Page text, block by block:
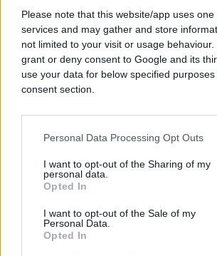
Please note that this website/app uses
services and may gather and store
not limited to your visit or usage behaviour.
grant or deny consent to Google and its
use your data for below specified
consent section.
Personal Data Processing Opt Outs
I want to opt-out of the Sharing of my
personal data.
Opted In
I want to opt-out of the Sale of my
Personal Data.
Opted In
sreću da su navijači prepoznali
nam podršku i kod kuće i na
je mnogo pomoglo da prevaziđemo
Željezničar zaista ima posebne
želim se zahvaliti i svim Sarajlijama
očekivao, ali sam u nekim
iznenađen. Zbog toga mi je još više
ovom klubu. Ali, eto, možda nekom
prilikom. Nažalost, povod ovog
Haris Slato je kazao da je jako